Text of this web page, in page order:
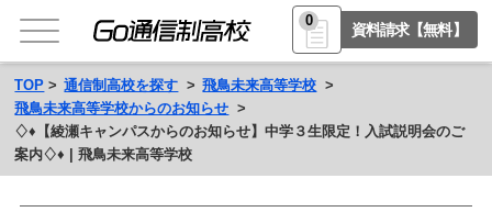
0
資料請求【無料】
TOP 通信制高校を探す
飛鳥未来高等学校
飛鳥未来高等学校からのお知らせ
♢♦【綾瀬キャンパスからのお知らせ】中学３生限定！入試説明会のご
案内♢♦ | 飛鳥未来高等学校